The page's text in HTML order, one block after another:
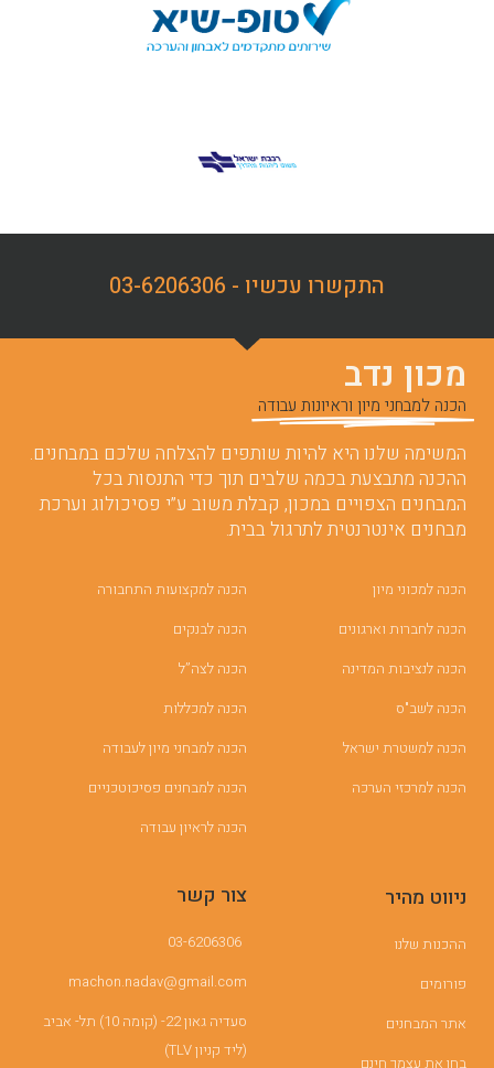
התקשרו עכשיו - 03-6206306
מכון נדב
הכנה למבחני מיון וראיונות עבודה
המשימה שלנו היא להיות שותפים להצלחה שלכם במבחנים.
ההכנה מתבצעת בכמה שלבים תוך כדי התנסות בכל
המבחנים הצפויים במכון, קבלת משוב ע”י פסיכולוג וערכת
מבחנים אינטרנטית לתרגול בבית.
הכנה למכוני מיון
הכנה לחברות וארגונים
הכנה לנציבות המדינה
הכנה לשב"ס
הכנה למשטרת ישראל
הכנה למרכזי הערכה
הכנה למקצועות התחבורה
הכנה לבנקים
הכנה לצה”ל
הכנה למכללות
הכנה למבחני מיון לעבודה
הכנה למבחנים פסיכוטכניים
הכנה לראיון עבודה
ניווט מהיר
ההכנות שלנו
פורומים
אתר המבחנים
בחן את עצמך חינם
צור קשר
03-6206306
machon.nadav@gmail.com
סעדיה גאון 22- (קומה 10) תל- אביב
(ליד קניון TLV)